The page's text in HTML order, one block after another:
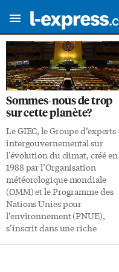
Sommes-nous de trop
sur cette planète?
Le GIEC, le Groupe d’experts
intergouvernemental sur
l’évolution du climat, créé en
1988 par l’Organisation
météorologique mondiale
(OMM) et le Programme des
Nations Unies pour
l’environnement (PNUE),
s’inscrit dans une riche